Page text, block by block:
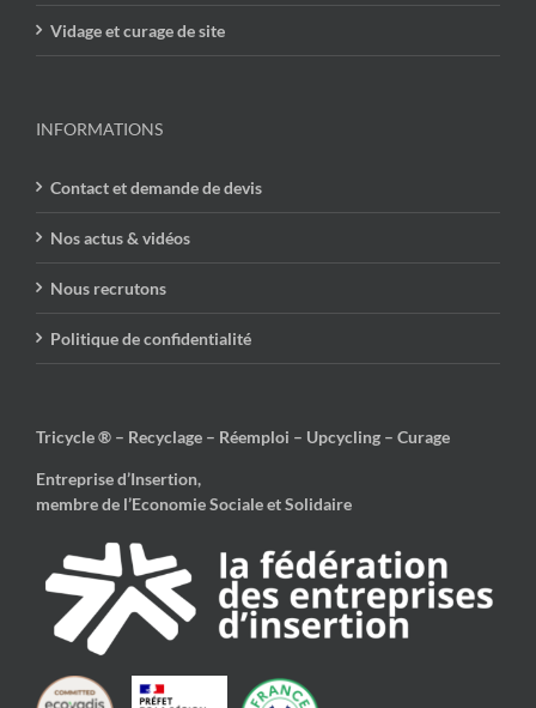
Vidage et curage de site
INFORMATIONS
Contact et demande de devis
Nos actus & vidéos
Nous recrutons
Politique de confidentialité
Tricycle ® – Recyclage – Réemploi – Upcycling – Curage
Entreprise d’Insertion,
membre de l’Economie Sociale et Solidaire